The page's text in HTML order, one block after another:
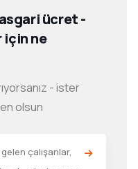
ücret -
için ne
- ister
olsun
çalışanlar,